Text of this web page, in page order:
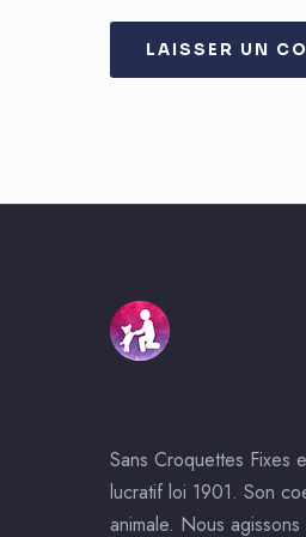
Sans Croquettes Fixes
lucratif loi 1901. Son
animale. Nous